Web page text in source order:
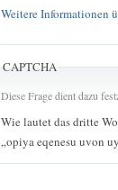
Weitere Informationen
CAPTCHA
Diese Frage dient dazu
Wie lautet das dritte
„opiya eqenesu uvon